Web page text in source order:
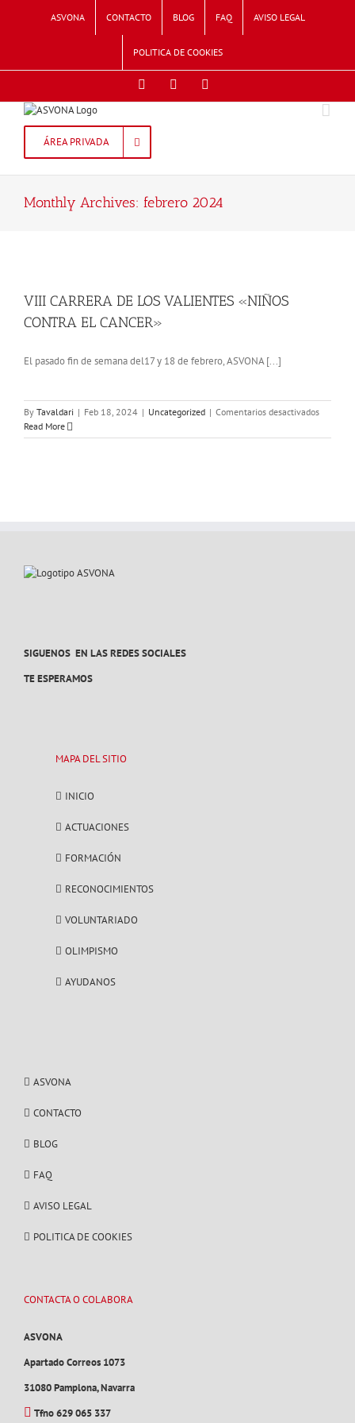
ASVONA CONTACTO BLOG FAQ AVISO LEGAL
POLITICA DE COOKIES
FacebookTwitter
ÁREA PRIVADA
Monthly Archives: febrero 2024
VIII CARRERA DE LOS VALIENTES «NIÑOS
CONTRA EL CANCER»
El pasado fin de semana del17 y 18 de febrero, ASVONA [...]
By Tavaldari | Feb 18, 2024 | Uncategorized | Comentarios desactivadosen
Read More
SIGUENOS EN LAS REDES SOCIALES
TE ESPERAMOS
MAPA DEL SITIO
INICIO
ACTUACIONES
FORMACIÓN
RECONOCIMIENTOS
VOLUNTARIADO
OLIMPISMO
AYUDANOS
ASVONA
CONTACTO
BLOG
FAQ
AVISO LEGAL
POLITICA DE COOKIES
CONTACTA O COLABORA
ASVONA
Apartado Correos 1073
31080 Pamplona, Navarra
Tfno 629 065 337